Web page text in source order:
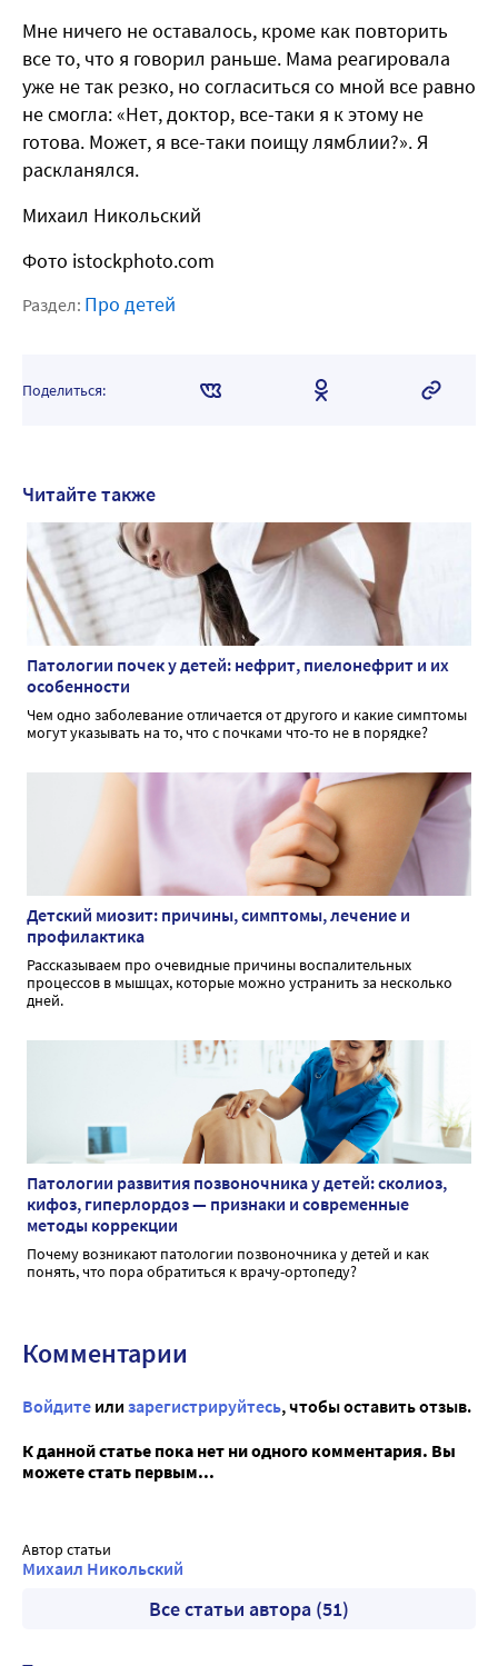
Мне ничего не оставалось, кроме как повторить
все то, что я говорил раньше. Мама реагировала
уже не так резко, но согласиться со мной все равно
не смогла: «Нет, доктор, все-таки я к этому не
готова. Может, я все-таки поищу лямблии?». Я
раскланялся.
Михаил Никольский
Фото istockphoto.com
Раздел: Про детей
Поделиться:
Читайте также
Патологии почек у детей: нефрит, пиелонефрит и их
особенности
Чем одно заболевание отличается от другого и какие симптомы
могут указывать на то, что с почками что-то не в порядке?
Детский миозит: причины, симптомы, лечение и
профилактика
Рассказываем про очевидные причины воспалительных
процессов в мышцах, которые можно устранить за несколько
дней.
Патологии развития позвоночника у детей: сколиоз,
кифоз, гиперлордоз — признаки и современные
методы коррекции
Почему возникают патологии позвоночника у детей и как
понять, что пора обратиться к врачу-ортопеду?
Комментарии
Войдите или зарегистрируйтесь, чтобы оставить отзыв.
К данной статье пока нет ни одного комментария. Вы
можете стать первым...
Автор статьи
Михаил Никольский
Все статьи автора (51)